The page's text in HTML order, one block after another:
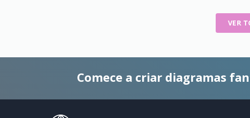
VER
Comece a criar diagramas